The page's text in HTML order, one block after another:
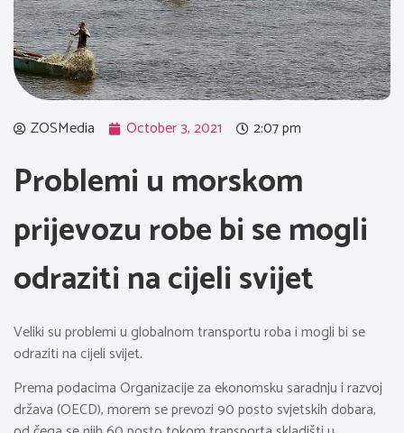
ZOSMedia October 3, 2021 2:07 pm
Problemi u morskom
prijevozu robe bi se mogli
odraziti na cijeli svijet
Veliki su problemi u globalnom transportu roba i mogli bi se
odraziti na cijeli svijet.
Prema podacima Organizacije za ekonomsku saradnju i razvoj
država (OECD), morem se prevozi 90 posto svjetskih dobara,